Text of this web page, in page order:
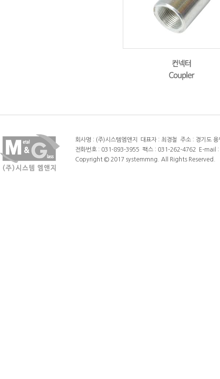
회사명 : (주)시스템엠앤지 대표자 : 최경철 주소 : 경기도
전화번호 : 031-893-3955 팩스 : 031-262-4762 E-mail
Copyright © 2017 systemmng. All Rights Reserved.